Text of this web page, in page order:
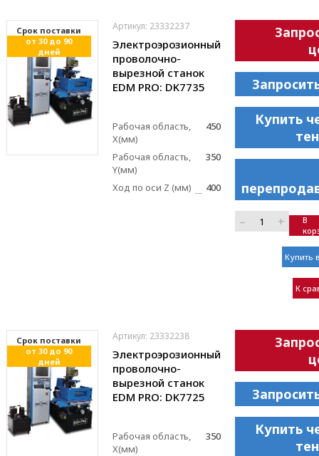
Cрок поставки
от 30 до 90
дней
Артикул: 23332237
Электроэрозионный
проволочно-
вырезной станок
EDM PRO: DK7735
Рабочая область,
X(мм)
450
Рабочая область,
Y(мм)
350
Ход по оси Z (мм) 400
Купить
– +
В
Купить
К
Cрок поставки
от 30 до 90
дней
Артикул: 23332238
Электроэрозионный
проволочно-
вырезной станок
EDM PRO: DK7725
Рабочая область,
X(мм)
350
Купить